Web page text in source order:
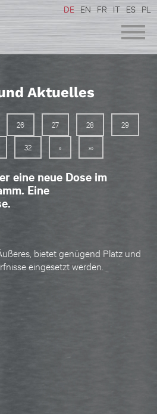
DE EN FR IT ES PL
Aktuelles
26 27 28 29
32 » »»
eine neue Dose im
Eine
bietet genügend Platz und
eingesetzt werden.